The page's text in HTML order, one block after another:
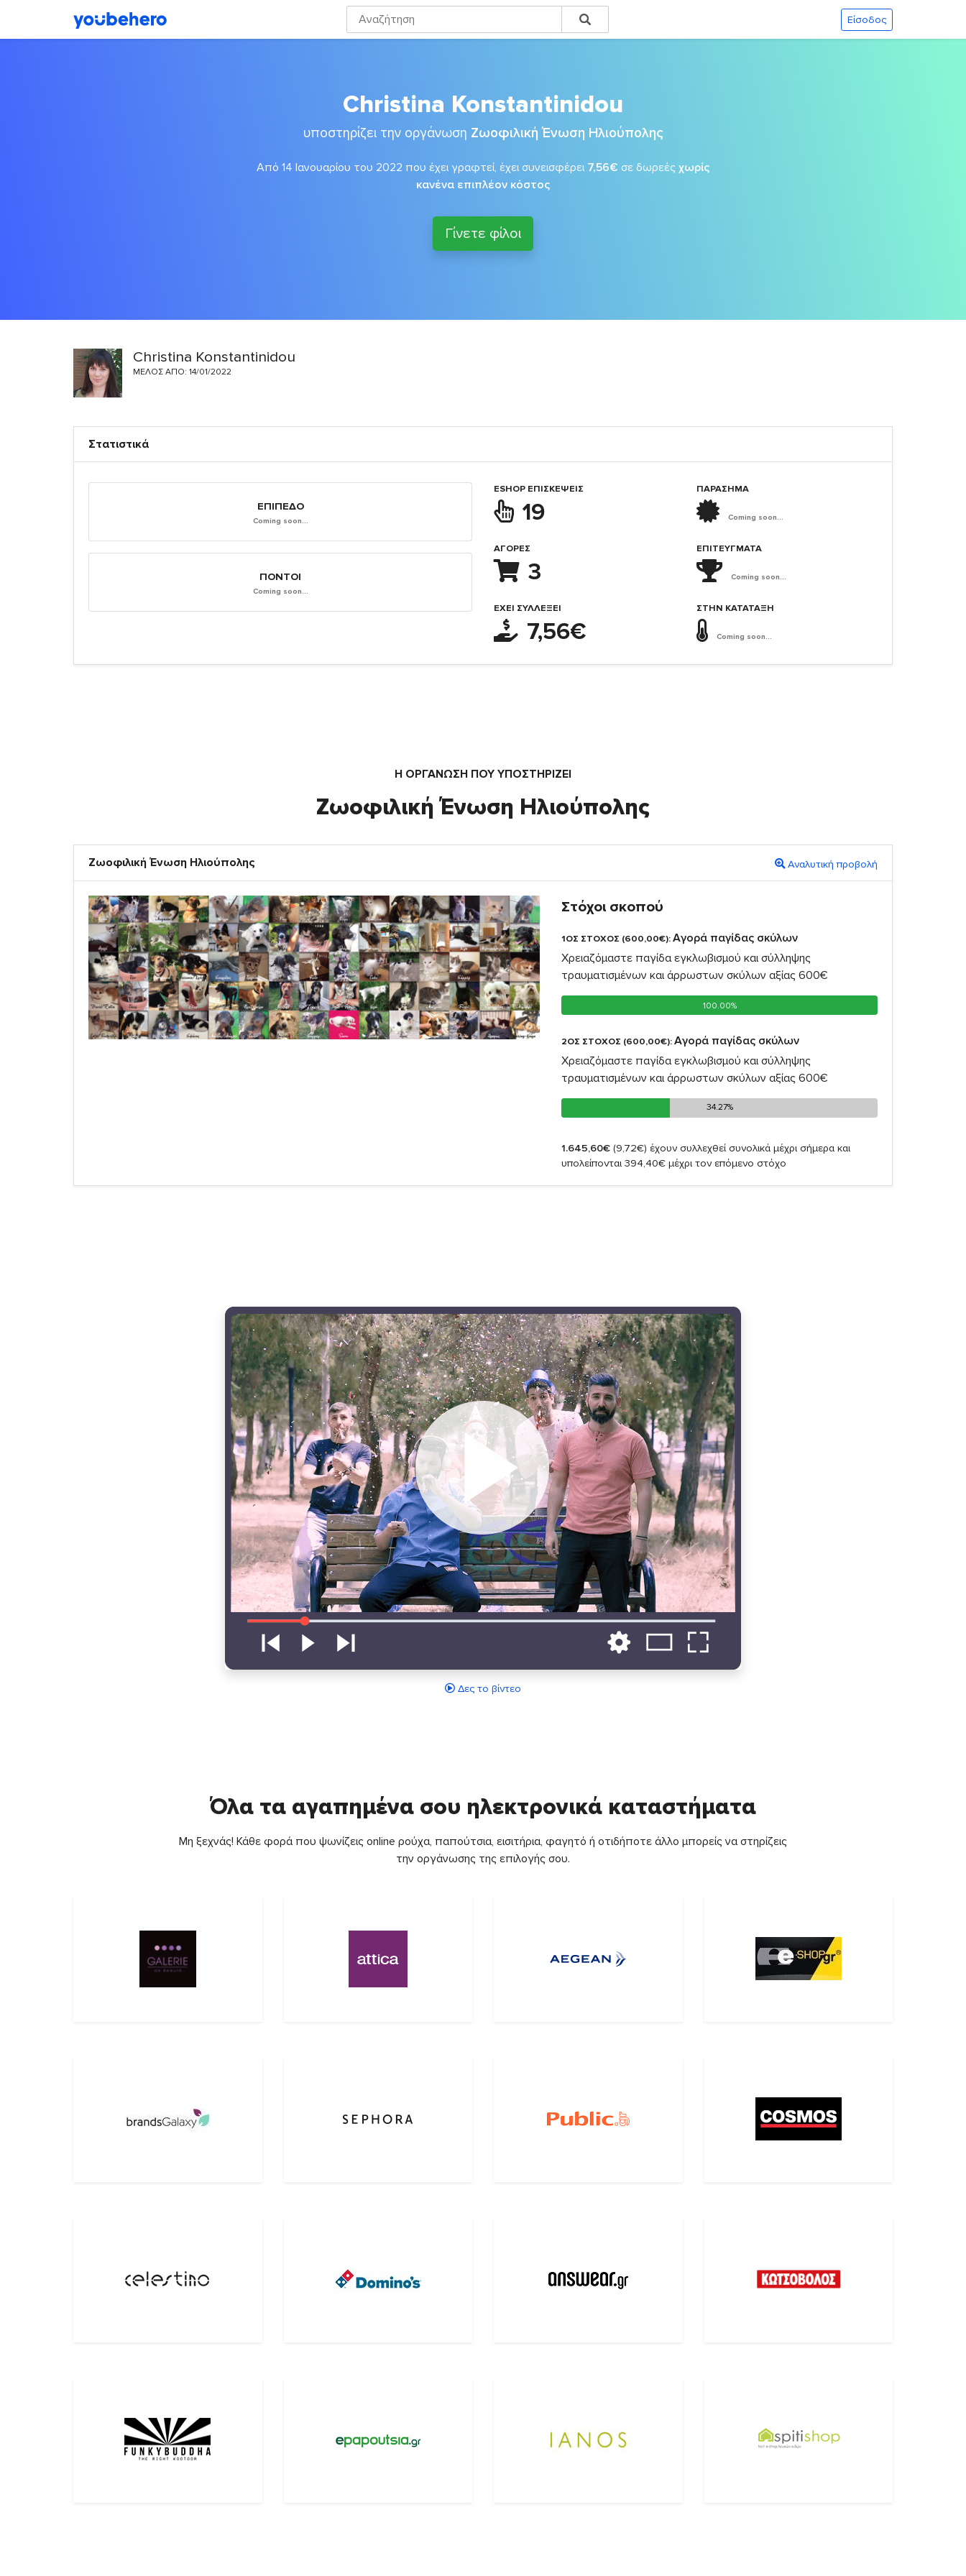
Είσοδος
Christina Konstantinidou
υποστηρίζει την οργάνωση Ζωοφιλική Ένωση Ηλιούπολης
Από 14 Ιανουαρίου του 2022 που έχει γραφτεί, έχει συνεισφέρει 7,56€ σε δωρεές χωρίς
κανένα επιπλέον κόστος
Γίνετε φίλοι
Christina Konstantinidou
ΜΈΛΟΣ ΑΠΌ: 14/01/2022
Στατιστικά
ΕΠΊΠΕΔΟ
Coming soon...
ΠΌΝΤΟΙ
Coming soon...
ESHOP ΕΠΙΣΚΈΨΕΙΣ
19
ΑΓΟΡΈΣ
3
ΈΧΕΙ ΣΥΛΛΈΞΕΙ
7,56€
ΠΑΡΑΣΗΜΑ
Coming soon...
ΕΠΙΤΕΎΓΜΑΤΑ
Coming soon...
ΣΤΗΝ ΚΑΤΆΤΑΞΗ
Coming soon...
Η ΟΡΓΆΝΩΣΗ ΠΟΥ ΥΠΟΣΤΗΡΙΖΕΙ
Ζωοφιλική Ένωση Ηλιούπολης
Ζωοφιλική Ένωση Ηλιούπολης Αναλυτική προβολή
Στόχοι σκοπού
1ΟΣ ΣΤΟΧΟΣ (600,00€):Αγορά παγίδας σκύλων
Χρειαζόμαστε παγίδα εγκλωβισμού και σύλληψης
τραυματισμένων και άρρωστων σκύλων αξίας 600€
100.00%
100.00%
2ΟΣ ΣΤΟΧΟΣ (600,00€):Αγορά παγίδας σκύλων
Χρειαζόμαστε παγίδα εγκλωβισμού και σύλληψης
τραυματισμένων και άρρωστων σκύλων αξίας 600€
34.27%
34.27%
1.645,60€ (9,72€) έχουν συλλεχθεί συνολικά μέχρι σήμερα και
υπολείπονται 394,40€ μέχρι τον επόμενο στόχο
Δες το βίντεο
Όλα τα αγαπημένα σου ηλεκτρονικά καταστήματα
Μη ξεχνάς! Κάθε φορά που ψωνίζεις online ρούχα, παπούτσια, εισιτήρια, φαγητό ή οτιδήποτε άλλο μπορείς να στηρίζεις
την οργάνωσης της επιλογής σου.